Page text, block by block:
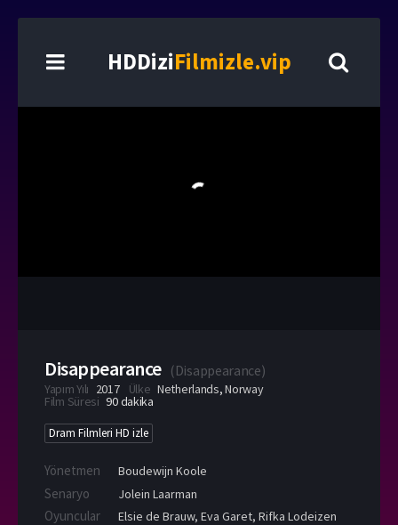
HDDiziFilmizle.vip
Disappearance (Disappearance)
Yapım Yılı 2017 Ülke Netherlands,Norway
Film Süresi 90 dakika
Dram Filmleri HD izle
Yönetmen Boudewijn Koole
Senaryo Jolein Laarman
Oyuncular Elsie de Brauw, Eva Garet, Rifka Lodeizen